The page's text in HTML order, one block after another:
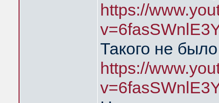
https://
Такого не
https://